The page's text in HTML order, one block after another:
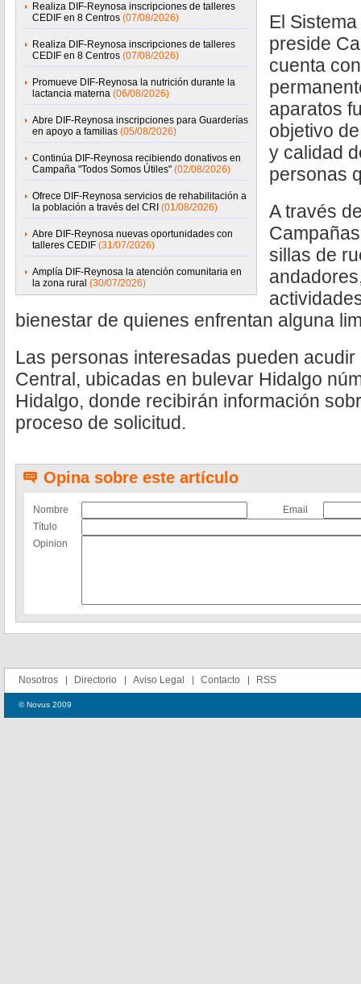
Realiza DIF-Reynosa inscripciones de talleres
CEDIF en 8 Centros (07/08/2026)
Realiza DIF-Reynosa inscripciones de talleres
CEDIF en 8 Centros (07/08/2026)
Promueve DIF-Reynosa la nutrición durante la
lactancia materna (06/08/2026)
Abre DIF-Reynosa inscripciones para Guarderías
en apoyo a familias (05/08/2026)
Continúa DIF-Reynosa recibiendo donativos en
Campaña "Todos Somos Útiles" (02/08/2026)
Ofrece DIF-Reynosa servicios de rehabilitación a
la población a través del CRI (01/08/2026)
Abre DIF-Reynosa nuevas oportunidades con
talleres CEDIF (31/07/2026)
Amplía DIF-Reynosa la atención comunitaria en
la zona rural (30/07/2026)
El
preside
cuenta
aparatos
objetivo
y calidad
personas
A través
sillas de
bienestar de quienes enfrentan alguna
Las personas interesadas pueden
Central, ubicadas en bulevar Hidalgo
Hidalgo, donde recibirán información
proceso de solicitud.
Opina sobre este artículo
Nombre
Email
Título
Opinion
Nosotros Directorio Aviso Legal Contacto RSS
© Novus 2009